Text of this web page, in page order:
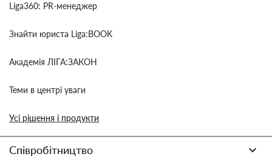
Liga360: PR-менеджер
Знайти юриста Liga:BOOK
Академія ЛІГА:ЗАКОН
Теми в центрі уваги
Усі рішення і продукти
Співробітництво